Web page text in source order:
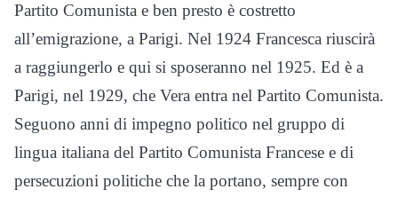
Partito Comunista e ben presto è costretto
all’emigrazione, a Parigi. Nel 1924 Francesca riuscirà
a raggiungerlo e qui si sposeranno nel 1925. Ed è a
Parigi, nel 1929, che Vera entra nel Partito Comunista.
Seguono anni di impegno politico nel gruppo di
lingua italiana del Partito Comunista Francese e di
persecuzioni politiche che la portano, sempre con